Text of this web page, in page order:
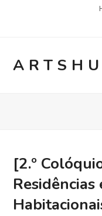
[2.º
Residências